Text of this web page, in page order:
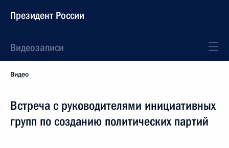
Президент России
Видеозаписи
Видео
Встреча с руководителями инициативных
групп по созданию политических партий